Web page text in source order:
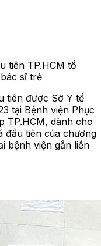
tiên TP.HCM tổ
sĩ trẻ
tiên được Sở Y tế
tại Bệnh viện Phục
TP.HCM, dành cho
đầu tiên của chương
bệnh viện gắn liền